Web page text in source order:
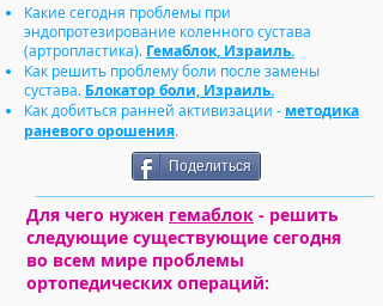
Какие сегодня проблемы при
эндопротезирование коленного сустава
(артропластика). Гемаблок, Израиль.
Как решить проблему боли после замены
сустава. Блокатор боли, Израиль.
Как добиться ранней активизации - методика
раневого орошения.
Поделиться
Для чего нужен гемаблок - решить
следующие существующие сегодня
во всем мире проблемы
ортопедических операций: